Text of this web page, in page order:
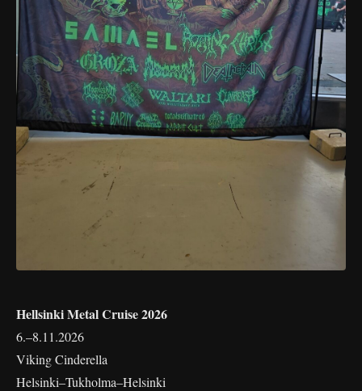
Hellsinki Metal Cruise 2026
6.–8.11.2026
Viking Cinderella
Helsinki–Tukholma–Helsinki